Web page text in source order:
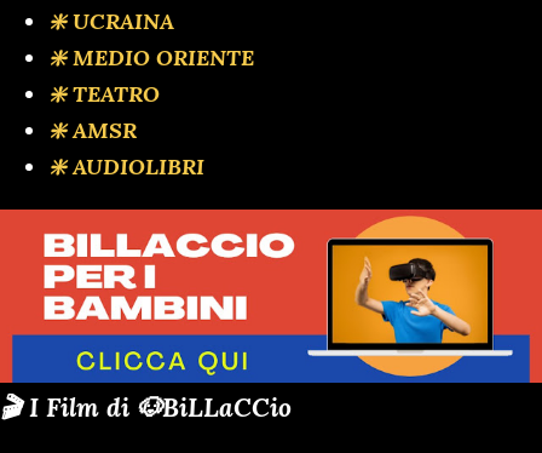
❇️ UCRAINA
❇️ MEDIO ORIENTE
❇️ TEATRO
❇️ AMSR
❇️ AUDIOLIBRI
🎬 I Film di 🐶BiLLaCCio